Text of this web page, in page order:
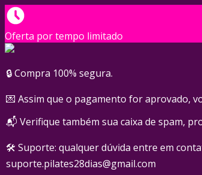
Oferta por tempo limitado
🔒 Compra 100% segura.
💌 Assim que o pagamento for aprovado,
📬 Verifique também sua caixa de spam,
🛠️ Suporte: qualquer dúvida entre em
suporte.pilates28dias@gmail.com